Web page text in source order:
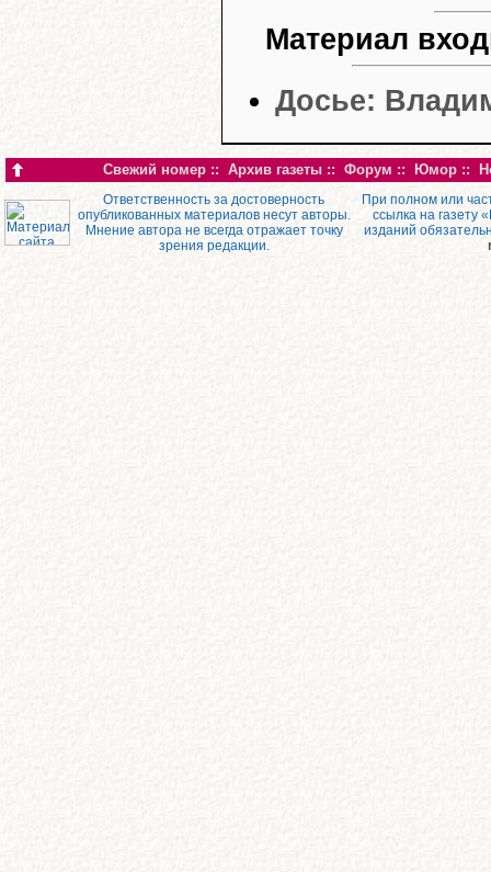
Материал
Досье:
Свежий номер :: Архив газеты :: Форум :: Юмор ::
Ответственность за достоверность
опубликованных материалов несут авторы.
Мнение автора не всегда отражает точку
зрения редакции.
При полном или
ссылка на газету
изданий